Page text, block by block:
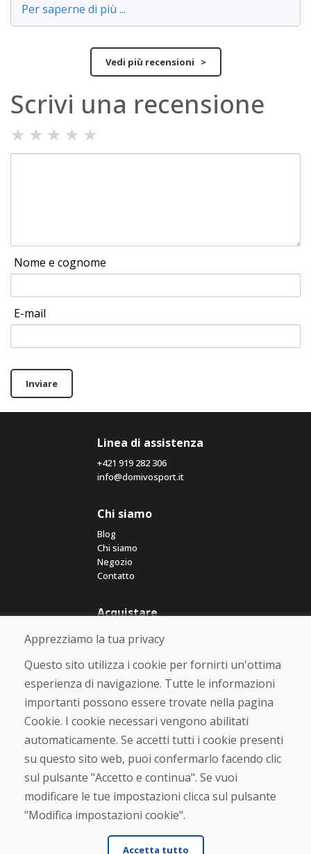
Per saperne di più ...
Vedi più recensioni >
Scrivi una recensione
★ ★ ★ ★ ★
Nome e cognome
E-mail
Inviare
Linea di assistenza
+421 919 282 306
info@domivosport.it
Chi siamo
Blog
Chi siamo
Negozio
Contatto
Acquistare
Negozio online
Termini e condizioni commerciali
Spedizione e pagamento
Reso e cambio merce
Protezione dei dati personali
Cookies
Verificato dai clienti
★★★★★
Apprezziamo la tua privacy
Questo sito utilizza i cookie per fornirti un'ottima
esperienza di navigazione. Tutte le informazioni
importanti possono essere trovate nella pagina
Cookie. I cookie necessari vengono abilitati
automaticamente. Se accetti tutti i cookie presenti
su questo sito web, puoi confermarlo facendo clic
sul pulsante "Accetto e continua". Se vuoi
modificare le tue impostazioni clicca sul pulsante
"Modifica impostazioni cookie".
Accetta tutto